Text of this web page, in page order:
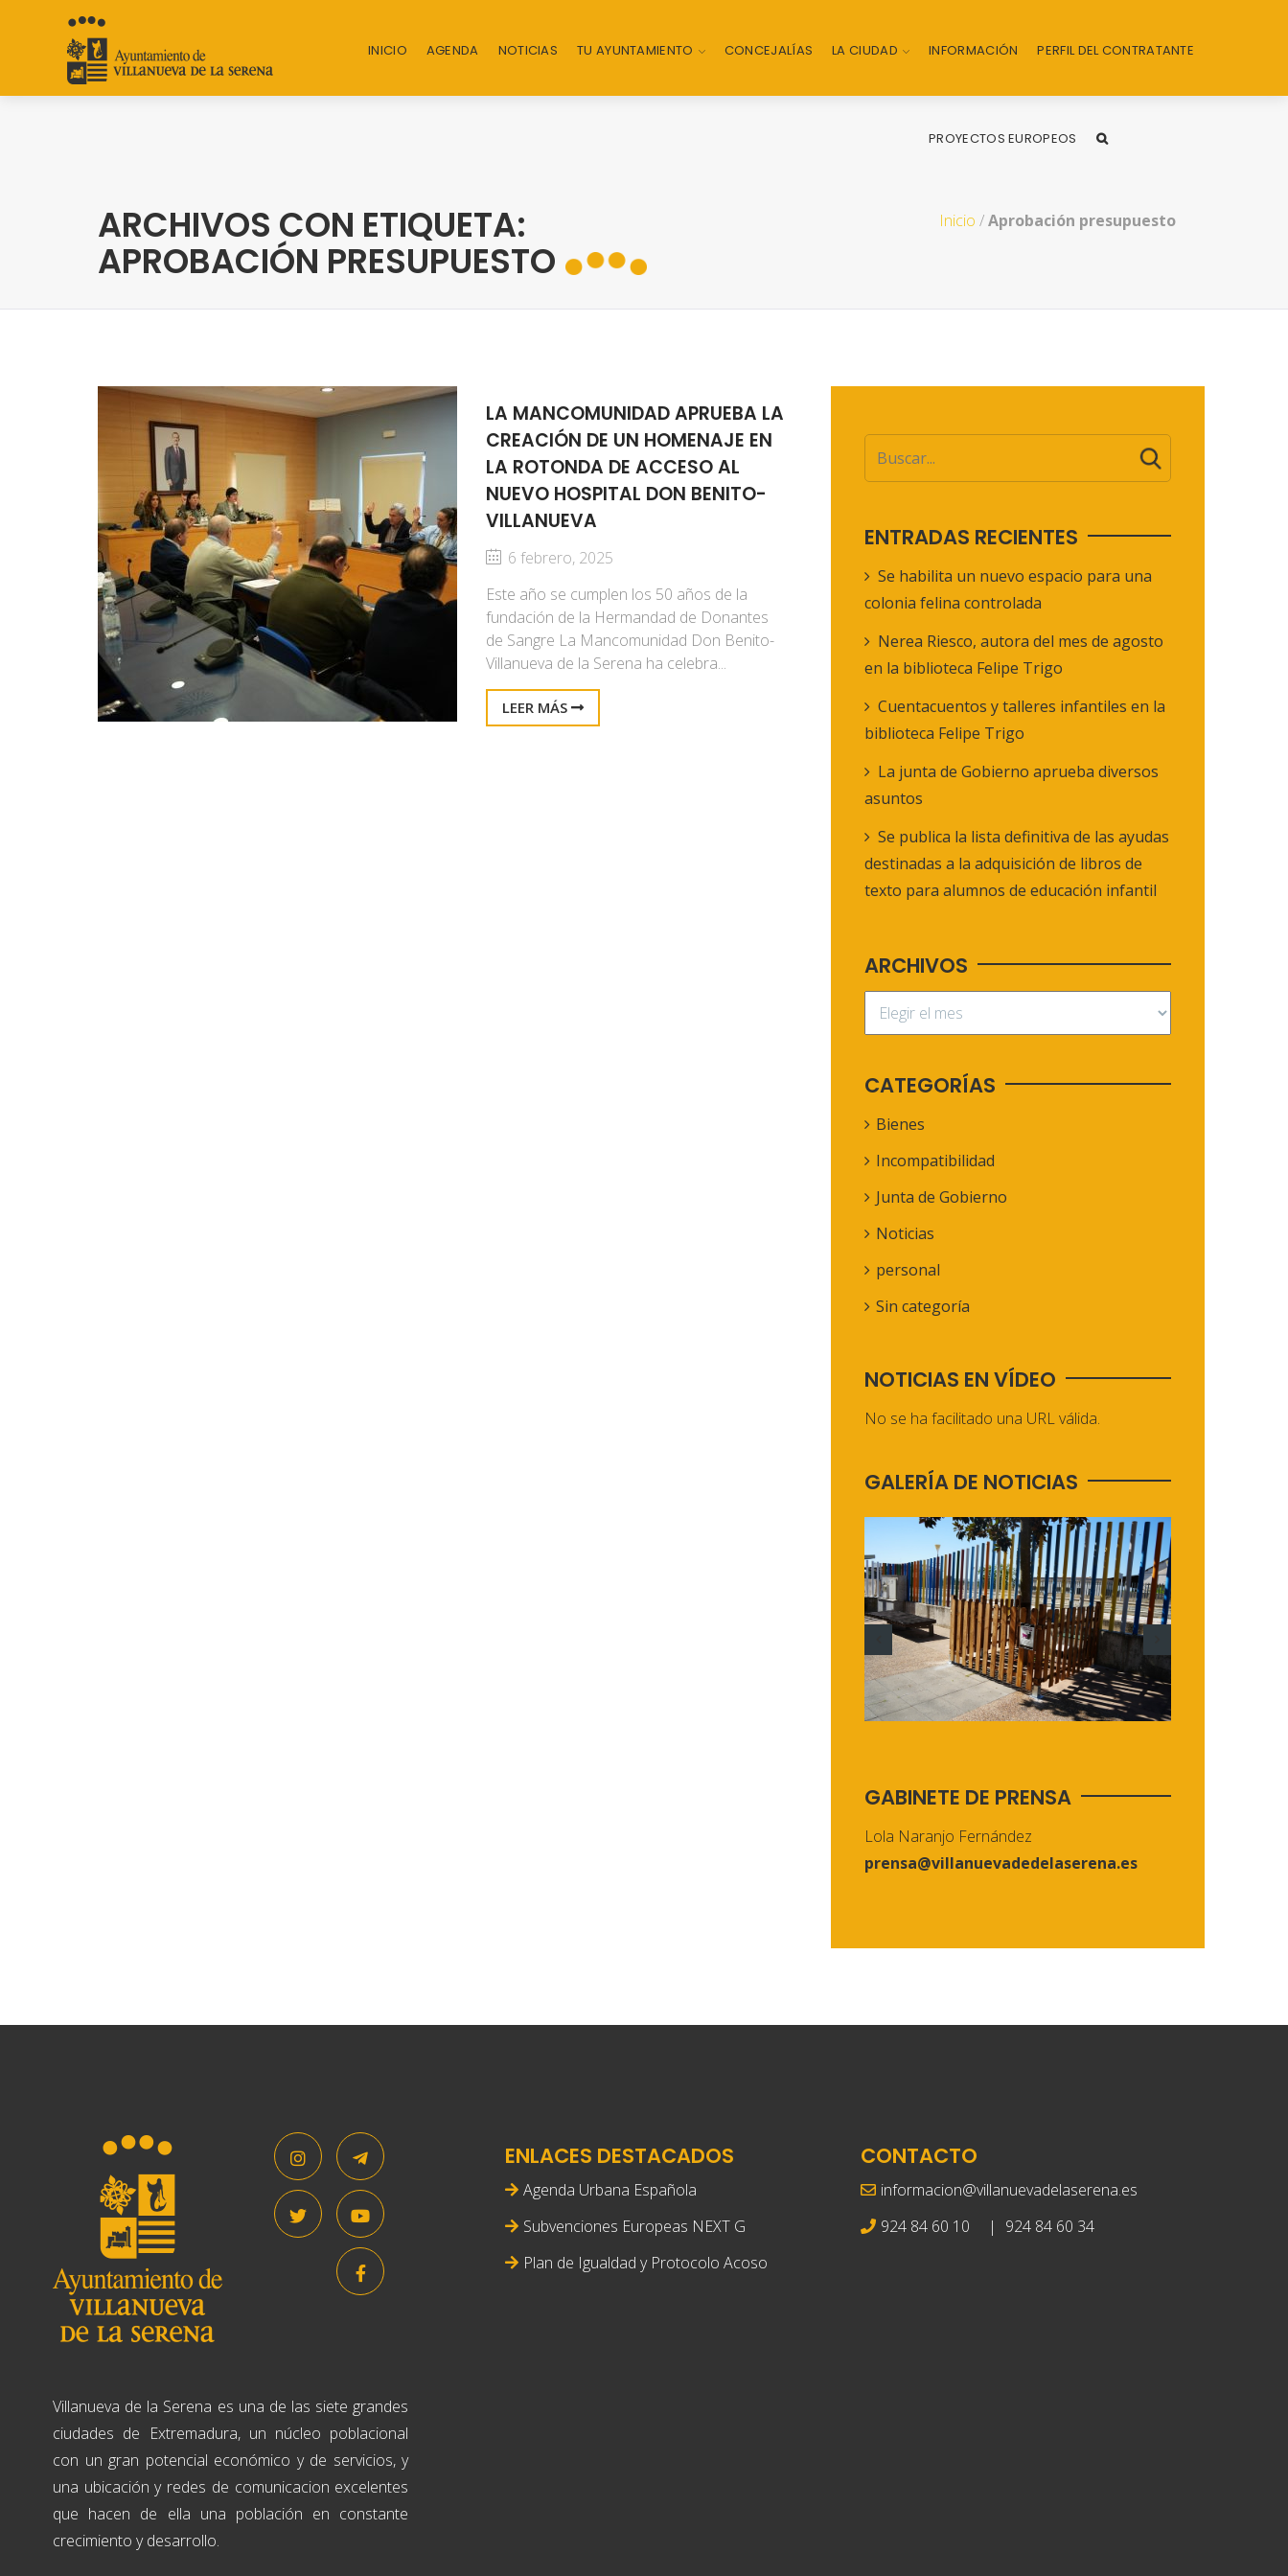
INICIO AGENDA NOTICIAS TU AYUNTAMIENTO CONCEJALÍAS LA CIUDAD INFORMACIÓN PERFIL DEL CONTRATANTE
PROYECTOS EUROPEOS
ARCHIVOS CON ETIQUETA:
APROBACIÓN PRESUPUESTO
Inicio /Aprobación presupuesto
LA MANCOMUNIDAD APRUEBA LA
CREACIÓN DE UN HOMENAJE EN
LA ROTONDA DE ACCESO AL
NUEVO HOSPITAL DON BENITO-
VILLANUEVA
6 febrero, 2025
Este año se cumplen los 50 años de la
fundación de la Hermandad de Donantes
de Sangre La Mancomunidad Don Benito-
Villanueva de la Serena ha celebra...
LEER MÁS
ENTRADAS RECIENTES
Se habilita un nuevo espacio para una
colonia felina controlada
Nerea Riesco, autora del mes de agosto
en la biblioteca Felipe Trigo
Cuentacuentos y talleres infantiles en la
biblioteca Felipe Trigo
La junta de Gobierno aprueba diversos
asuntos
Se publica la lista definitiva de las ayudas
destinadas a la adquisición de libros de
texto para alumnos de educación infantil
ARCHIVOS
CATEGORÍAS
Bienes
Incompatibilidad
Junta de Gobierno
Noticias
personal
Sin categoría
NOTICIAS EN VÍDEO
No se ha facilitado una URL válida.
GALERÍA DE NOTICIAS
GABINETE DE PRENSA
Lola Naranjo Fernández
prensa@villanuevadedelaserena.es
Villanueva de la Serena es una de las siete grandes
ciudades de Extremadura, un núcleo poblacional
con un gran potencial económico y de servicios, y
una ubicación y redes de comunicacion excelentes
que hacen de ella una población en constante
crecimiento y desarrollo.
ENLACES DESTACADOS
Agenda Urbana Española
Subvenciones Europeas NEXT G
Plan de Igualdad y Protocolo Acoso
CONTACTO
informacion@villanuevadelaserena.es
924 84 60 10
| 924 84 60 34